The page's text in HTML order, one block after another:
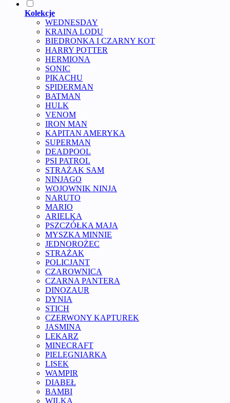
Kolekcje
WEDNESDAY
KRAINA LODU
BIEDRONKA I CZARNY KOT
HARRY POTTER
HERMIONA
SONIC
PIKACHU
SPIDERMAN
BATMAN
HULK
VENOM
IRON MAN
KAPITAN AMERYKA
SUPERMAN
DEADPOOL
PSI PATROL
STRAŻAK SAM
NINJAGO
WOJOWNIK NINJA
NARUTO
MARIO
ARIELKA
PSZCZÓŁKA MAJA
MYSZKA MINNIE
JEDNOROŻEC
STRAŻAK
POLICJANT
CZAROWNICA
CZARNA PANTERA
DINOZAUR
DYNIA
STICH
CZERWONY KAPTUREK
JASMINA
LEKARZ
MINECRAFT
PIELĘGNIARKA
LISEK
WAMPIR
DIABEŁ
BAMBI
WILKA